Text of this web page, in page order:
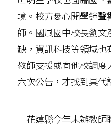
境。校方憂心開學鐘聲
師。國風國中校長劉
缺，資訊科技等領域
教師支援或向他校調度
六次公告，才找到具代
花蓮縣今年未辦教師